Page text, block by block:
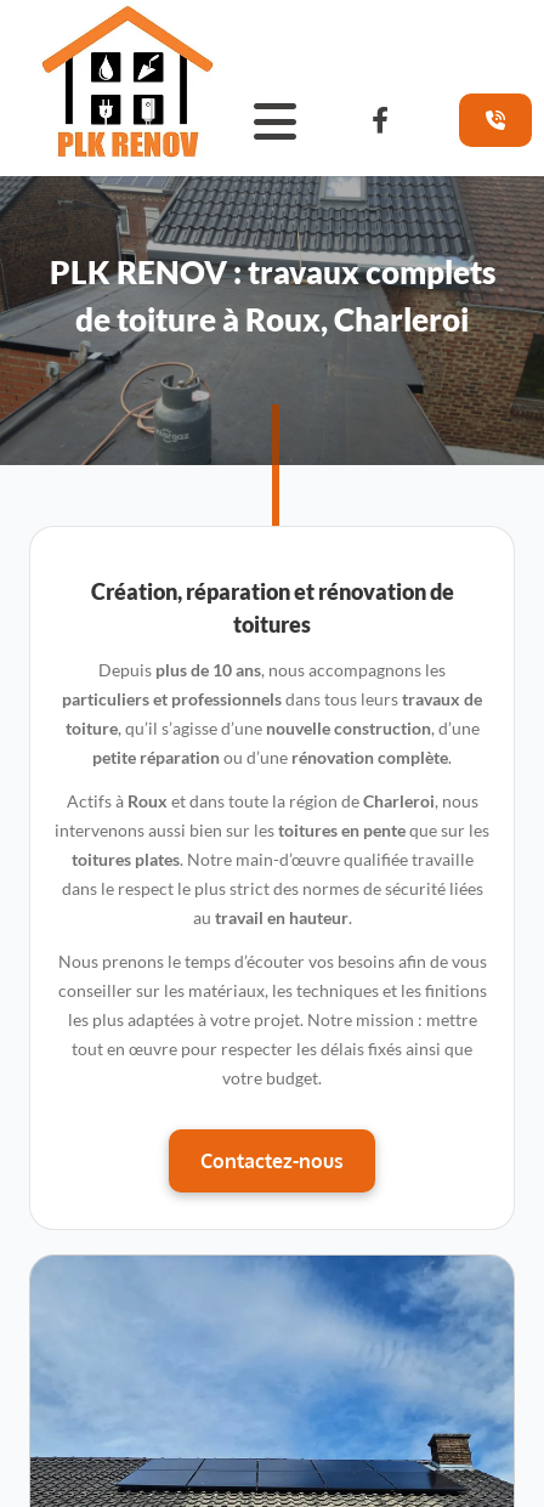
Accéder au contenu
PLK RENOV : travaux complets
de toiture à Roux, Charleroi
Création, réparation et rénovation de
toitures
Depuis plus de 10 ans, nous accompagnons les
particuliers et professionnelsdans tous leurstravaux de
toiture, qu’il s’agisse d’une nouvelle construction, d’une
petite réparationou d’une rénovation complète.
Actifs à Roux et dans toute la région deCharleroi, nous
intervenons aussi bien sur lestoitures en penteque sur les
toitures plates. Notre main-d’œuvre qualifiée travaille
dans le respect le plus strict des normes de sécurité liées
au travail en hauteur.
Nous prenons le temps d’écouter vos besoins afin de vous
conseiller sur les matériaux, les techniques et les finitions
les plus adaptées à votre projet. Notre mission : mettre
tout en œuvre pour respecter les délais fixés ainsi que
votre budget.
Contactez-nous